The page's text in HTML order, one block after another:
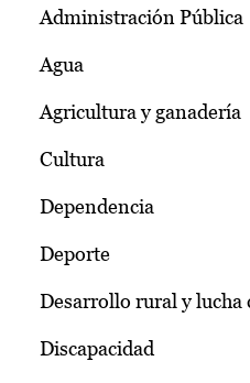
Administración Pública
Agua
Agricultura y ganadería
Cultura
Dependencia
Deporte
Desarrollo rural y lucha
Discapacidad